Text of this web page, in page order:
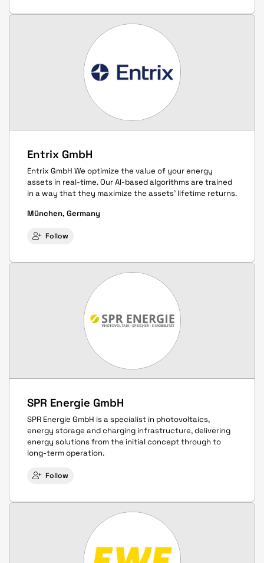
Entrix GmbH
Entrix GmbH We optimize the value of your energy
assets in real-time. Our AI-based algorithms are trained
in a way that they maximize the assets’ lifetime returns.
München, Germany
Follow
SPR Energie GmbH
SPR Energie GmbH is a specialist in photovoltaics,
energy storage and charging infrastructure, delivering
energy solutions from the initial concept through to
long-term operation.
Follow